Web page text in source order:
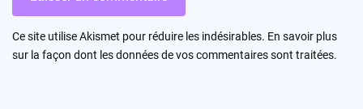
Ce site utilise Akismet pour réduire les indésirables. En savoir plus
sur la façon dont les données de vos commentaires sont traitées.